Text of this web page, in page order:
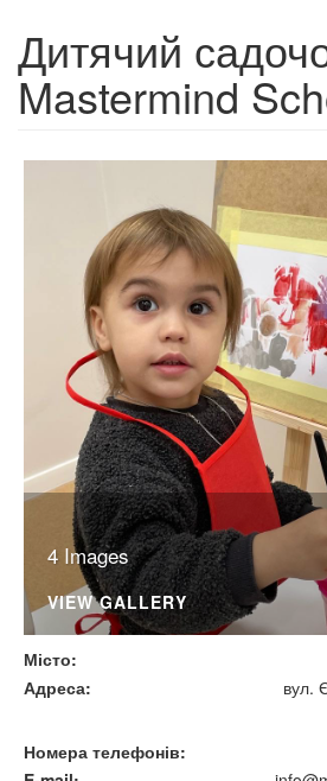
Дитячий
Mastermind
4 Images
VIEW GALLERY
Місто
Адреса
вул.
Номера телефонів